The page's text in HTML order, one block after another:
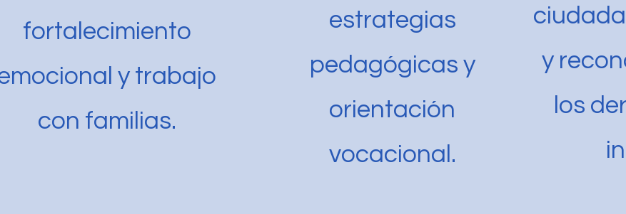
fortalecimiento
y trabajo
con familias.
estrategias
pedagógicas y
orientación
vocacional.
y
los